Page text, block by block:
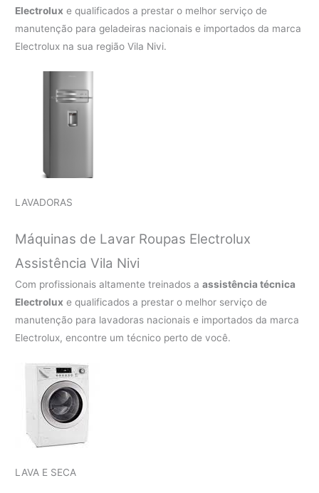
Electrolux e qualificados a prestar o melhor serviço de
manutenção para geladeiras nacionais e importados da marca
Electrolux na sua região Vila Nivi.
LAVADORAS
Máquinas de Lavar Roupas Electrolux
Assistência Vila Nivi
Com profissionais altamente treinados aassistência técnica
Electrolux e qualificados a prestar o melhor serviço de
manutenção para lavadoras nacionais e importados da marca
Electrolux, encontre um técnico perto de você.
LAVA E SECA